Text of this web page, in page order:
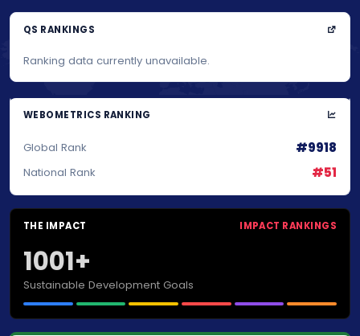
QS RANKINGS
Ranking data currently unavailable.
WEBOMETRICS RANKING
Global Rank #9918
National Rank #51
THE IMPACT IMPACT RANKINGS
1001+
Sustainable Development Goals